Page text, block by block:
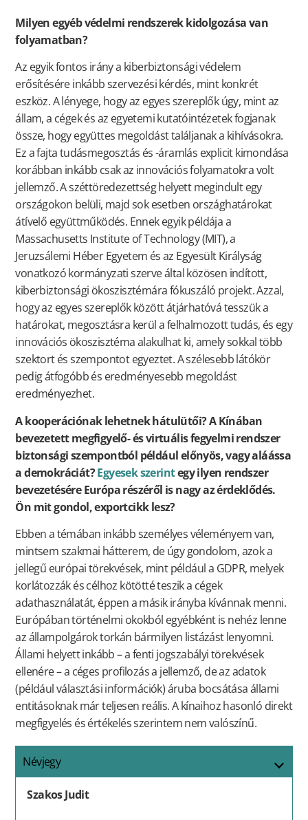
Milyen egyéb védelmi rendszerek kidolgozása van
folyamatban?
Az egyik fontos irány a kiberbiztonsági védelem
erősítésére inkább szervezési kérdés, mint konkrét
eszköz. A lényege, hogy az egyes szereplők úgy, mint az
állam, a cégek és az egyetemi kutatóintézetek fogjanak
össze, hogy együttes megoldást találjanak a kihívásokra.
Ez a fajta tudásmegosztás és -áramlás explicit kimondása
korábban inkább csak az innovációs folyamatokra volt
jellemző. A széttöredezettség helyett megindult egy
országokon belüli, majd sok esetben országhatárokat
átívelő együttműködés. Ennek egyik példája a
Massachusetts Institute of Technology (MIT), a
Jeruzsálemi Héber Egyetem és az Egyesült Királyság
vonatkozó kormányzati szerve által közösen indított,
kiberbiztonsági ökoszisztémára fókuszáló projekt. Azzal,
hogy az egyes szereplők között átjárhatóvá tesszük a
határokat, megosztásra kerül a felhalmozott tudás, és egy
innovációs ökoszisztéma alakulhat ki, amely sokkal több
szektort és szempontot egyeztet. A szélesebb látókör
pedig átfogóbb és eredményesebb megoldást
eredményezhet.
A kooperációnak lehetnek hátulütői? A Kínában
bevezetett megfigyelő- és virtuális fegyelmi rendszer
biztonsági szempontból például előnyös, vagy aláássa
a demokráciát?Egyesek szerintegy ilyen rendszer
bevezetésére Európa részéről is nagy az érdeklődés.
Ön mit gondol, exportcikk lesz?
Ebben a témában inkább személyes véleményem van,
mintsem szakmai hátterem, de úgy gondolom, azok a
jellegű európai törekvések, mint például a GDPR, melyek
korlátozzák és célhoz kötötté teszik a cégek
adathasználatát, éppen a másik irányba kívánnak menni.
Európában történelmi okokból egyébként is nehéz lenne
az állampolgárok torkán bármilyen listázást lenyomni.
Állami helyett inkább– a fenti jogszabályi törekvések
ellenére –a céges profilozás a jellemző, de az adatok
(például választási információk) áruba bocsátása állami
entitásoknak már teljesen reális. A kínaihoz hasonló direkt
megfigyelés és értékelés szerintem nem valószínű.
Névjegy
Szakos Judit